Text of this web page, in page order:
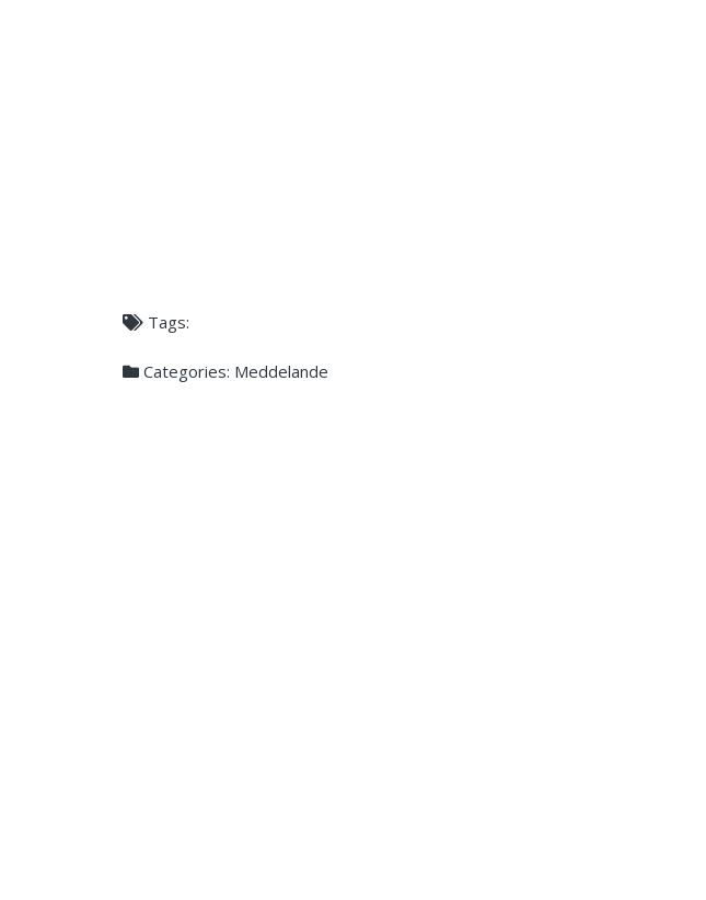
Tags:
Categories: Meddelande